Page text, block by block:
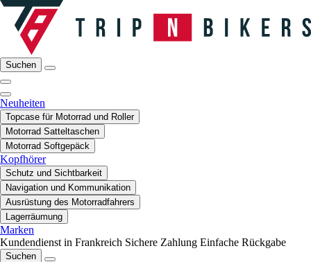
Suchen
Neuheiten
Topcase für Motorrad und Roller
Motorrad Satteltaschen
Motorrad Softgepäck
Kopfhörer
Schutz und Sichtbarkeit
Navigation und Kommunikation
Ausrüstung des Motorradfahrers
Lagerräumung
Marken
Kundendienst in Frankreich Sichere Zahlung Einfache Rückgabe
Suchen